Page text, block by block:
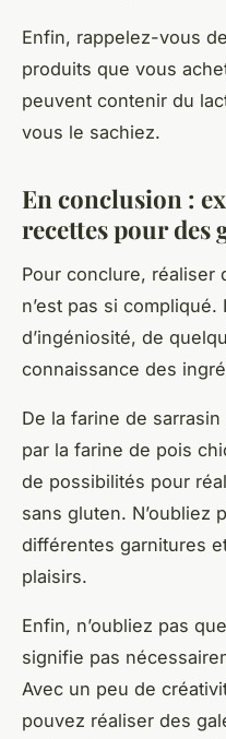
Enfin, rappelez-vous
produits que vous
peuvent contenir du
vous le sachiez.
En conclusion :
recettes pour des
Pour conclure, réaliser
n’est pas si compliqué.
d’ingéniosité, de
connaissance des
De la farine de
par la farine de pois
de possibilités pour
sans gluten. N’oubliez
différentes garnitures
plaisirs.
Enfin, n’oubliez pas
signifie pas
Avec un peu de
pouvez réaliser des